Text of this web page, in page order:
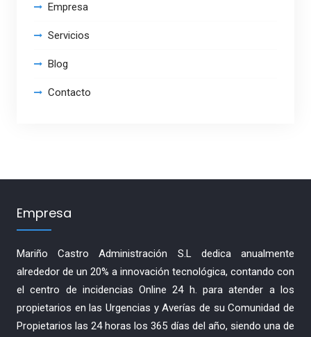
Empresa
Servicios
Blog
Contacto
Empresa
Mariño Castro Administración S.L dedica anualmente
alrededor de un 20% a innovación tecnológica, contando con
el centro de incidencias Online 24 h. para atender a los
propietarios en las Urgencias y Averías de su Comunidad de
Propietarios las 24 horas los 365 días del año, siendo una de